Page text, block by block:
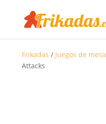
Frikadas / Juegos de mesa
Attacks